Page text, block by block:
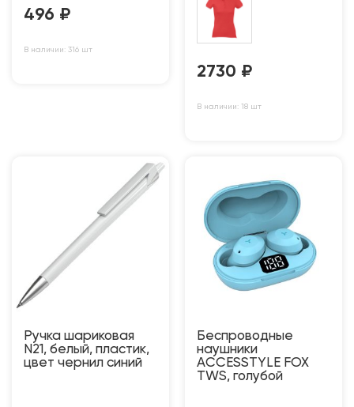
496 ₽
В наличии: 316 шт
2730 ₽
В наличии: 18 шт
Ручка шариковая
N21, белый, пластик,
цвет чернил синий
Беспроводные
наушники
ACCESSTYLE FOX
TWS, голубой